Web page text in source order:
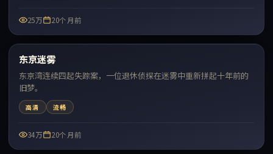
25万 20个月前
最新
东京迷雾
东京湾连续四起失踪案，一位退休侦探在迷雾中重新拼起十年前的
旧梦。
高清 流畅
34万 20个月前